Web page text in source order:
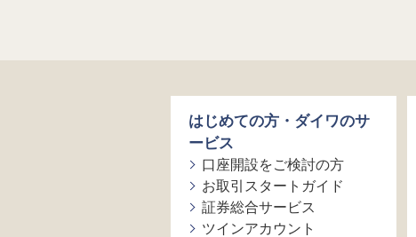
はじめての方・ダイワのサ
ービス
口座開設をご検討の方
お取引スタートガイド
証券総合サービス
ツインアカウント